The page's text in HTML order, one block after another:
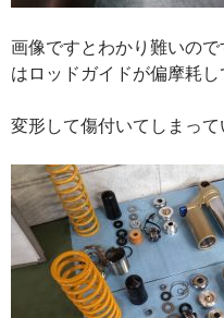
画像ですとわかり難いの
はロッドガイドが偏摩耗し
変形して傷付いてしまって